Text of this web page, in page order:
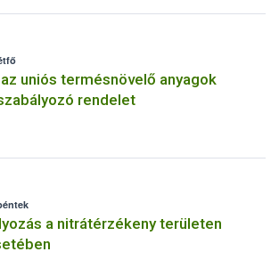
uniós termésnövelő anyagok
rendelet
a nitrátérzékeny területen